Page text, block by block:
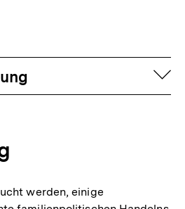
werden, einige